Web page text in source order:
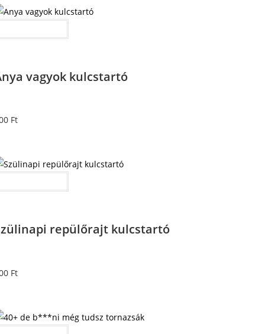
vagyok kulcstartó
Ft
repülőrajt kulcstartó
Ft